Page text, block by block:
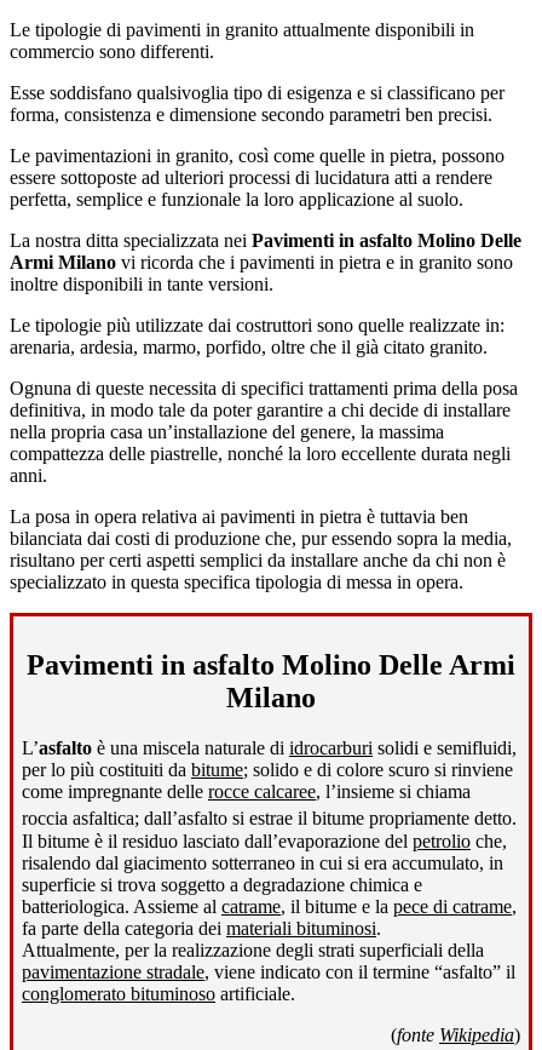
Le tipologie di pavimenti in granito attualmente disponibili in
commercio sono differenti.
Esse soddisfano qualsivoglia tipo di esigenza e si classificano per
forma, consistenza e dimensione secondo parametri ben precisi.
Le pavimentazioni in granito, così come quelle in pietra, possono
essere sottoposte ad ulteriori processi di lucidatura atti a rendere
perfetta, semplice e funzionale la loro applicazione al suolo.
La nostra ditta specializzata nei Pavimenti in asfalto Molino Delle
Armi Milano vi ricorda che i pavimenti in pietra e in granito sono
inoltre disponibili in tante versioni.
Le tipologie più utilizzate dai costruttori sono quelle realizzate in:
arenaria, ardesia, marmo, porfido, oltre che il già citato granito.
Ognuna di queste necessita di specifici trattamenti prima della posa
definitiva, in modo tale da poter garantire a chi decide di installare
nella propria casa un’installazione del genere, la massima
compattezza delle piastrelle, nonché la loro eccellente durata negli
anni.
La posa in opera relativa ai pavimenti in pietra è tuttavia ben
bilanciata dai costi di produzione che, pur essendo sopra la media,
risultano per certi aspetti semplici da installare anche da chi non è
specializzato in questa specifica tipologia di messa in opera.
Pavimenti in asfalto Molino Delle Armi
Milano
L’asfalto è una miscela naturale di idrocarburi solidi e semifluidi,
per lo più costituiti da bitume; solido e di colore scuro si rinviene
come impregnante delle rocce calcaree, l’insieme si chiama
roccia asfaltica; dall’asfalto si estrae il bitume propriamente detto.
Il bitume è il residuo lasciato dall’evaporazione del petrolio che,
risalendo dal giacimento sotterraneo in cui si era accumulato, in
superficie si trova soggetto a degradazione chimica e
batteriologica. Assieme al catrame, il bitume e la pece di catrame,
fa parte della categoria dei materiali bituminosi.
Attualmente, per la realizzazione degli strati superficiali della
pavimentazione stradale, viene indicato con il termine “asfalto” il
conglomerato bituminoso artificiale.
(fonte Wikipedia)